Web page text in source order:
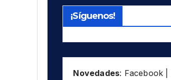
¡Síguenos!
Novedades: Facebook